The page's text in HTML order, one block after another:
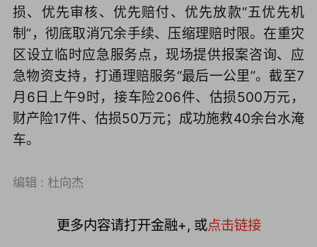
损、优先审核、优先赔付、优先放款“五优先机
制”，彻底取消冗余手续、压缩理赔时限。在重灾
区设立临时应急服务点，现场提供报案咨询、应
急物资支持，打通理赔服务“最后一公里”。截至7
月6日上午9时，接车险206件、估损500万元，
财产险17件、估损50万元；成功施救40余台水淹
车。
编辑 : 杜向杰
更多内容请打开金融+, 或点击链接